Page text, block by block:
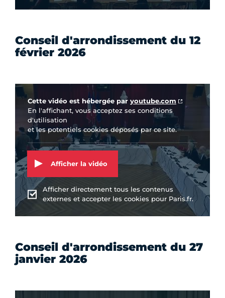
Conseil d'arrondissement du 12
février 2026
Vidéo Youtube
Cette vidéo est hébergée par youtube.com
En l'affichant, vous acceptez ses conditions
d'utilisation
et les potentiels cookies déposés par ce site.
Afficher la vidéo
Afficher directement tous les contenus
externes et accepter les cookies pour Paris.fr.
Conseil d'arrondissement du 27
janvier 2026